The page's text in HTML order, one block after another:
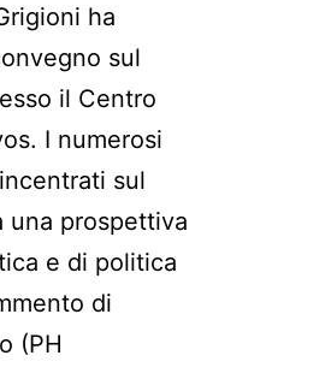
ha
sul
il Centro
I numerosi
sul
una prospettiva
e di politica
di
(PH